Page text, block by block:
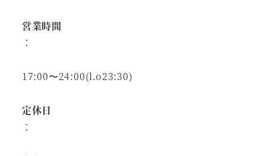
営業時間
：
17:00〜24:00(l.o23:30)
定休日
：